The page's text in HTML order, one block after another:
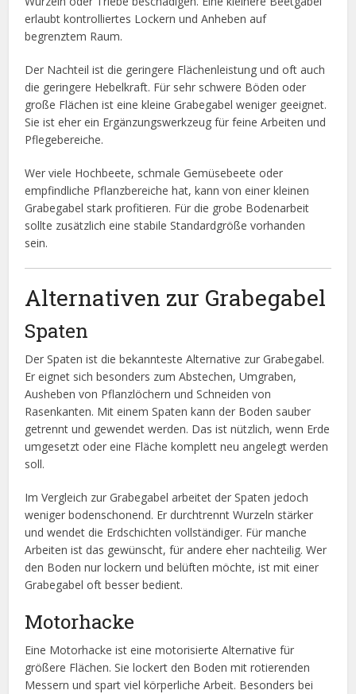
erlaubt kontrolliertes Lockern und Anheben auf
begrenztem Raum.
Der Nachteil ist die geringere Flächenleistung und oft auch
die geringere Hebelkraft. Für sehr schwere Böden oder
große Flächen ist eine kleine Grabegabel weniger geeignet.
Sie ist eher ein Ergänzungswerkzeug für feine Arbeiten und
Pflegebereiche.
Wer viele Hochbeete, schmale Gemüsebeete oder
empfindliche Pflanzbereiche hat, kann von einer kleinen
Grabegabel stark profitieren. Für die grobe Bodenarbeit
sollte zusätzlich eine stabile Standardgröße vorhanden
sein.
Alternativen zur Grabegabel
Spaten
Der Spaten ist die bekannteste Alternative zur Grabegabel.
Er eignet sich besonders zum Abstechen, Umgraben,
Ausheben von Pflanzlöchern und Schneiden von
Rasenkanten. Mit einem Spaten kann der Boden sauber
getrennt und gewendet werden. Das ist nützlich, wenn Erde
umgesetzt oder eine Fläche komplett neu angelegt werden
soll.
Im Vergleich zur Grabegabel arbeitet der Spaten jedoch
weniger bodenschonend. Er durchtrennt Wurzeln stärker
und wendet die Erdschichten vollständiger. Für manche
Arbeiten ist das gewünscht, für andere eher nachteilig. Wer
den Boden nur lockern und belüften möchte, ist mit einer
Grabegabel oft besser bedient.
Motorhacke
Eine Motorhacke ist eine motorisierte Alternative für
größere Flächen. Sie lockert den Boden mit rotierenden
Messern und spart viel körperliche Arbeit. Besonders bei